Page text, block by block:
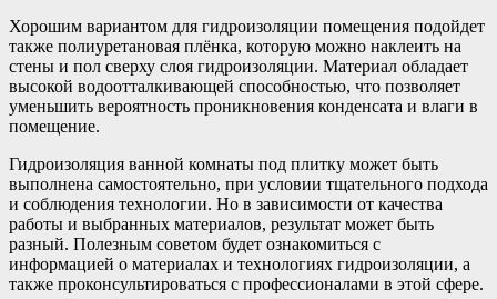
Хорошим вариантом для гидроизоляции помещения подойдет
также полиуретановая плёнка, которую можно наклеить на
стены и пол сверху слоя гидроизоляции. Материал обладает
высокой водоотталкивающей способностью, что позволяет
уменьшить вероятность проникновения конденсата и влаги в
помещение.
Гидроизоляция ванной комнаты под плитку может быть
выполнена самостоятельно, при условии тщательного подхода
и соблюдения технологии. Но в зависимости от качества
работы и выбранных материалов, результат может быть
разный. Полезным советом будет ознакомиться с
информацией о материалах и технологиях гидроизоляции, а
также проконсультироваться с профессионалами в этой сфере.